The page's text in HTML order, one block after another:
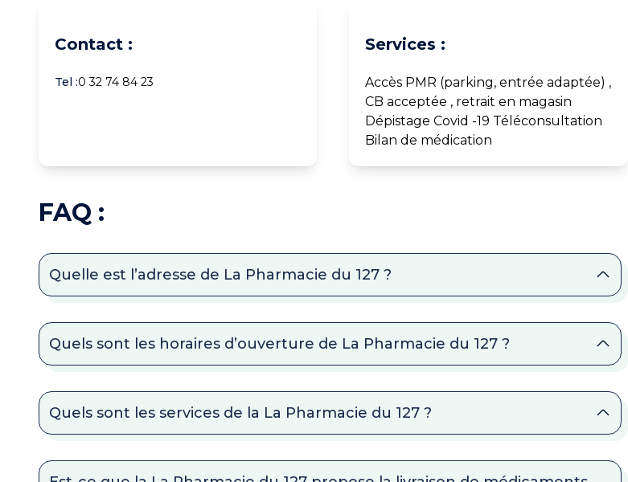
Contact :
Tel :0 32 74 84 23
Services :
Accès PMR (parking, entrée adaptée) ,
CB acceptée , retrait en magasin
Dépistage Covid -19 Téléconsultation
Bilan de médication
FAQ :
Quelle est l’adresse de La Pharmacie du 127 ?
Quels sont les horaires d’ouverture de La Pharmacie du 127 ?
Quels sont les services de la La Pharmacie du 127 ?